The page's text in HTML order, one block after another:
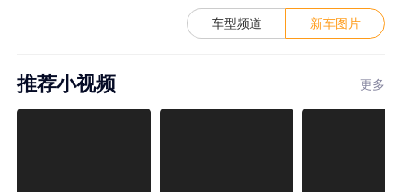
车型频道 新车图片
推荐小视频 更多